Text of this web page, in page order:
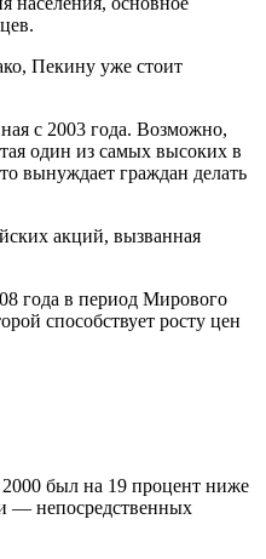
Пекину уже стоит
с 2003 года. Возможно,
один из самых высоких в
вынуждает граждан делать
акций, вызванная
года в период Мирового
способствует росту цен
был на 19 процент ниже
— непосредственных